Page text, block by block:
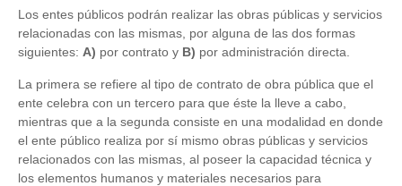
Los entes públicos podrán realizar las obras públicas y servicios
relacionadas con las mismas, por alguna de las dos formas
siguientes: A) por contrato y B) por administración directa.
La primera se refiere al tipo de contrato de obra pública que el
ente celebra con un tercero para que éste la lleve a cabo,
mientras que a la segunda consiste en una modalidad en donde
el ente público realiza por sí mismo obras públicas y servicios
relacionados con las mismas, al poseer la capacidad técnica y
los elementos humanos y materiales necesarios para